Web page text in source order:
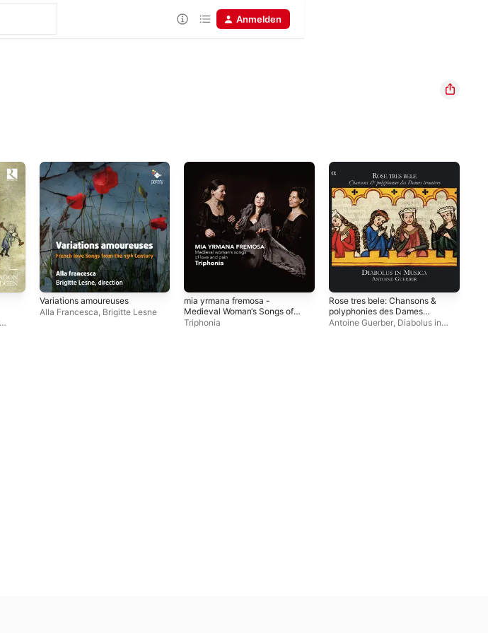
Anmelden
Variations amoureuses
Alla Francesca Brigitte Lesne
mia yrmana fremosa -
Medieval Woman‘s Songs of
Love and Pain
Triphonia
Rose tres bele: Chansons &
polyphonies des Dames
trouvères
Antoine Guerber Diabolus in